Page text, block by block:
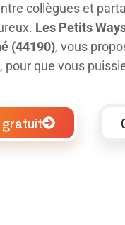
collègues et
Les Petits
(44190), vous
pour que vous